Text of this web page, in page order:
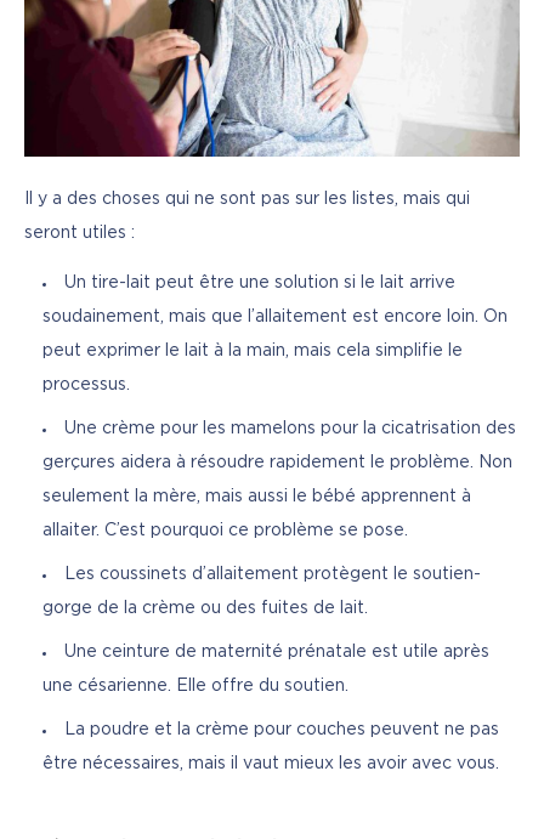
Il y a des choses qui ne sont pas sur les listes, mais qui
seront utiles :
Un tire-lait peut être une solution si le lait arrive
soudainement, mais que l’allaitement est encore loin. On
peut exprimer le lait à la main, mais cela simplifie le
processus.
Une crème pour les mamelons pour la cicatrisation des
gerçures aidera à résoudre rapidement le problème. Non
seulement la mère, mais aussi le bébé apprennent à
allaiter. C’est pourquoi ce problème se pose.
Les coussinets d’allaitement protègent le soutien-
gorge de la crème ou des fuites de lait.
Une ceinture de maternité prénatale est utile après
une césarienne. Elle offre du soutien.
La poudre et la crème pour couches peuvent ne pas
être nécessaires, mais il vaut mieux les avoir avec vous.